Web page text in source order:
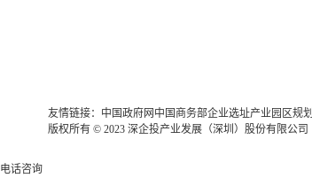
友情链接： 中国政府网 中国商务部企业选址产业园区规划
版权所有 © 2023 深企投产业发展（深圳）股份有限公司
电话咨询